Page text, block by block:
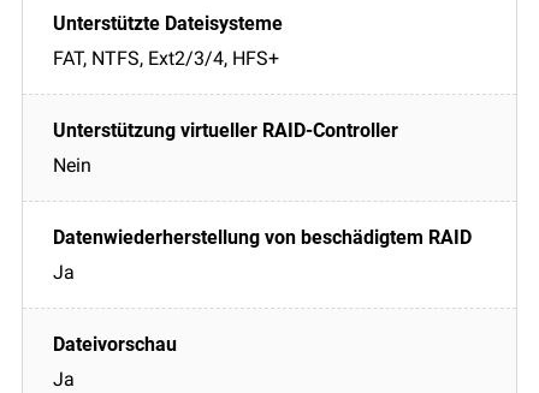
FAT, NTFS, Ext2/3/4, HFS+
Nein
Ja
Ja